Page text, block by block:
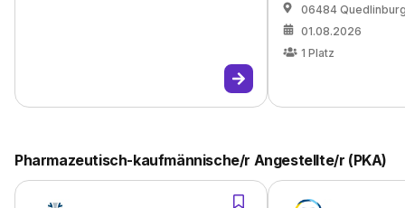
06484
01.08.2026
1 Platz
Pharmazeutisch-kaufmännische/r Angestellte/r (PKA)